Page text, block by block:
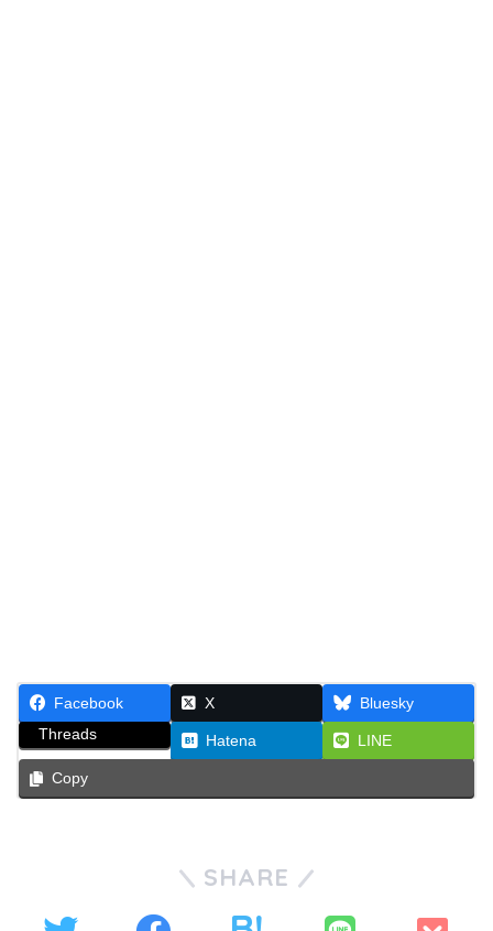
Facebook X
Bluesky
Threads
Hatena LINE
Copy
SHARE